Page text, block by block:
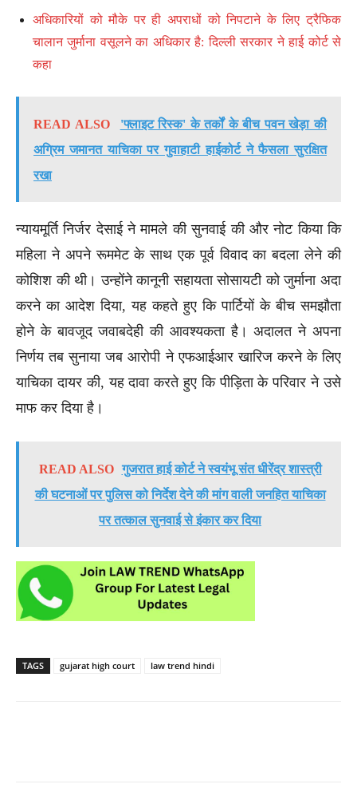
अधिकारियों को मौके पर ही अपराधों को निपटाने के लिए ट्रैफिक
चालान जुर्माना वसूलने का अधिकार है: दिल्ली सरकार ने हाई कोर्ट से
कहा
READ ALSO
'फ्लाइट रिस्क' के तर्कों के बीच पवन खेड़ा की
अग्रिम जमानत याचिका पर गुवाहाटी हाईकोर्ट ने फैसला सुरक्षित
रखा
न्यायमूर्ति निर्जर देसाई ने मामले की सुनवाई की और नोट किया कि
महिला ने अपने रूममेट के साथ एक पूर्व विवाद का बदला लेने की
कोशिश की थी। उन्होंने कानूनी सहायता सोसायटी को जुर्माना अदा
करने का आदेश दिया, यह कहते हुए कि पार्टियों के बीच समझौता
होने के बावजूद जवाबदेही की आवश्यकता है। अदालत ने अपना
निर्णय तब सुनाया जब आरोपी ने एफआईआर खारिज करने के लिए
याचिका दायर की, यह दावा करते हुए कि पीड़िता के परिवार ने उसे
माफ कर दिया है।
READ ALSO गुजरात हाई कोर्ट ने स्वयंभू संत धीरेंद्र शास्त्री
की घटनाओं पर पुलिस को निर्देश देने की मांग वाली जनहित याचिका
पर तत्काल सुनवाई से इंकार कर दिया
TAGS gujarat high court law trend hindi